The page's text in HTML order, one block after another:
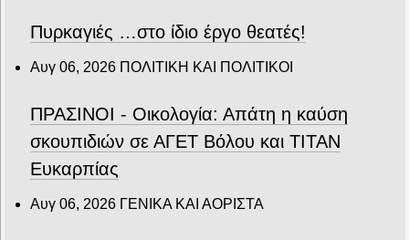
Πυρκαγιές …στο ίδιο έργο θεατές!
Αυγ 06, 2026 ΠΟΛΙΤΙΚΗ ΚΑΙ ΠΟΛΙΤΙΚΟΙ
ΠΡΑΣΙΝΟΙ - Οικολογία: Απάτη η καύση
σκουπιδιών σε ΑΓΕΤ Βόλου και ΤΙΤΑΝ
Ευκαρπίας
Αυγ 06, 2026 ΓΕΝΙΚΑ ΚΑΙ ΑΟΡΙΣΤΑ